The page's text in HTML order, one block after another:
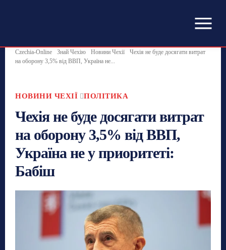
Czechia-Online Знай Чехію Новини Чехії
Чехія не буде досягати витрат
на оборону 3,5% від ВВП, Україна не...
НОВИНИ ЧЕХІЇ ПОЛІТИКА
Чехія не буде досягати витрат
на оборону 3,5% від ВВП,
Україна не у приоритеті:
Бабіш